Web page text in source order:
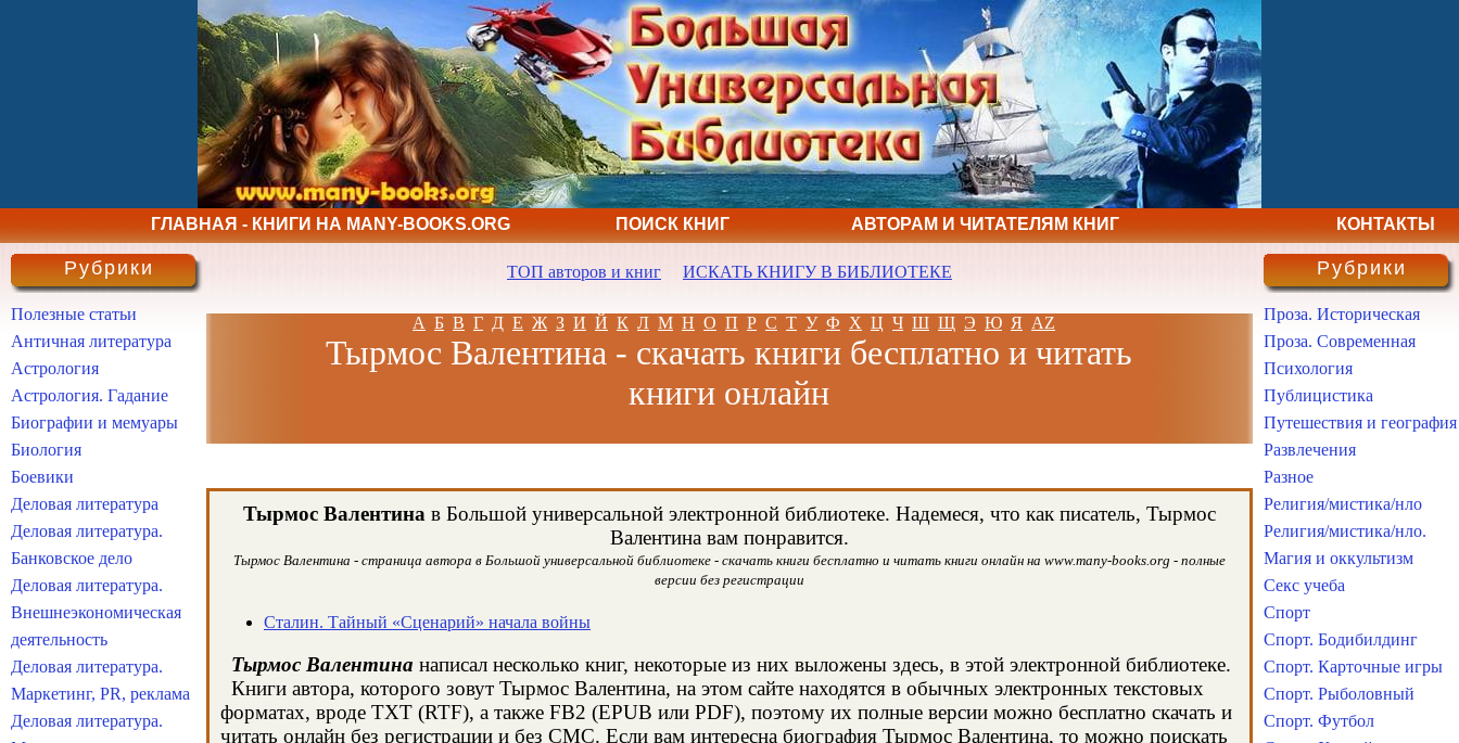
ГЛАВНАЯ - КНИГИ НА MANY-BOOKS.ORG ПОИСК КНИГ АВТОРАМ И ЧИТАТЕЛЯМ КНИГ КОНТАКТЫ
ТОП авторов и книг ИСКАТЬ КНИГУ В БИБЛИОТЕКЕ
А Б В Г Д Е Ж З И Й К Л М Н О П Р С Т У Ф Х Ц Ч Ш Щ Э Ю Я AZ
Тырмос Валентина - скачать книги бесплатно и читать
книги онлайн
Тырмос Валентина в Большой универсальной электронной библиотеке. Надемеся, что как писатель, Тырмос
Валентина вам понравится.
Тырмос Валентина - страница автора в Большой универсальной библиотеке - скачать книги бесплатно и читать книги онлайн на www.many-books.org - полные
версии без регистрации
Сталин. Тайный «Сценарий» начала войны
Тырмос Валентина написал несколько книг, некоторые из них выложены здесь, в этой электронной библиотеке.
Книги автора, которого зовут Тырмос Валентина, на этом сайте находятся в обычных электронных текстовых
форматах, вроде TXT (RTF), а также FB2 (EPUB или PDF), поэтому их полные версии можно бесплатно скачать и
читать онлайн без регистрации и без СМС. Если вам интересна биография Тырмос Валентина, то можно поискать
Рубрики
Полезные статьи
Античная литература
Астрология
Астрология. Гадание
Биографии и мемуары
Биология
Боевики
Деловая литература
Деловая литература.
Банковское дело
Деловая литература.
Внешнеэкономическая
деятельность
Деловая литература.
Маркетинг, PR, реклама
Деловая литература.
Рубрики
Проза. Историческая
Проза. Современная
Психология
Публицистика
Путешествия и география
Развлечения
Разное
Религия/мистика/нло
Религия/мистика/нло.
Магия и оккультизм
Секс учеба
Спорт
Спорт. Бодибилдинг
Спорт. Карточные игры
Спорт. Рыболовный
Спорт. Футбол